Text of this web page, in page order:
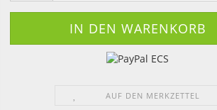
AUF DEN MERKZETTEL